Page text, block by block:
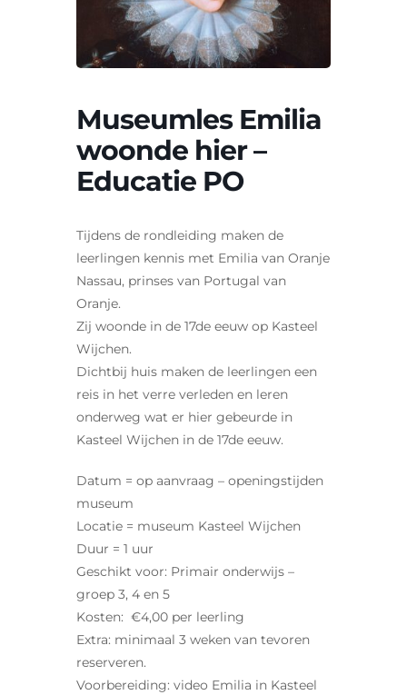
Museumles Emilia
woonde hier –
Educatie PO
Tijdens de rondleiding maken de
leerlingen kennis met Emilia van Oranje
Nassau, prinses van Portugal van
Oranje.
Zij woonde in de 17de eeuw op Kasteel
Wijchen.
Dichtbij huis maken de leerlingen een
reis in het verre verleden en leren
onderweg wat er hier gebeurde in
Kasteel Wijchen in de 17de eeuw.
Datum = op aanvraag – openingstijden
museum
Locatie = museum Kasteel Wijchen
Duur = 1 uur
Geschikt voor: Primair onderwijs –
groep 3, 4 en 5
Kosten: €4,00 per leerling
Extra: minimaal 3 weken van tevoren
reserveren.
Voorbereiding: video Emilia in Kasteel